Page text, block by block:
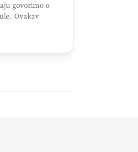
govorimo o
Ovakav